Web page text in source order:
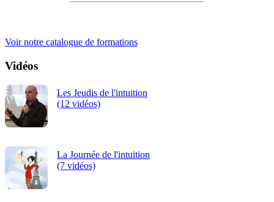
Voir notre catalogue de formations
Vidéos
Les Jeudis de l'intuition
(12 vidéos)
La Journée de l'intuition
(7 vidéos)